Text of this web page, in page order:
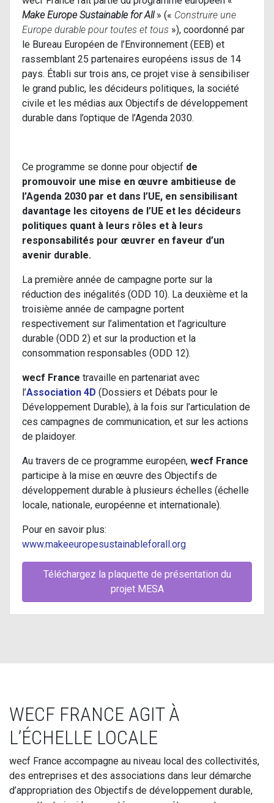
Make Europe Sustainable for All » (« Construire une
Europe durable pour toutes et tous »), coordonné par
le Bureau Européen de l’Environnement (EEB) et
rassemblant 25 partenaires européens issus de 14
pays. Établi sur trois ans, ce projet vise à sensibiliser
le grand public, les décideurs politiques, la société
civile et les médias aux Objectifs de développement
durable dans l’optique de l’Agenda 2030.
Ce programme se donne pour objectif de
promouvoir une mise en œuvre ambitieuse de
l’Agenda 2030 par et dans l’UE, en sensibilisant
davantage les citoyens de l’UE et les décideurs
politiques quant à leurs rôles et à leurs
responsabilités pour œuvrer en faveur d’un
avenir durable.
La première année de campagne porte sur la
réduction des inégalités (ODD 10). La deuxième et la
troisième année de campagne portent
respectivement sur l’alimentation et l’agriculture
durable (ODD 2) et sur la production et la
consommation responsables (ODD 12).
wecf France travaille en partenariat avec
l’Association 4D (Dossiers et Débats pour le
Développement Durable), à la fois sur l’articulation de
ces campagnes de communication, et sur les actions
de plaidoyer.
Au travers de ce programme européen, wecf France
participe à la mise en œuvre des Objectifs de
développement durable à plusieurs échelles (échelle
locale, nationale, européenne et internationale).
Pour en savoir plus:
www.makeeuropesustainableforall.org
Téléchargez la plaquette de présentation du
projet MESA
WECF FRANCE AGIT À
L’ÉCHELLE LOCALE
wecf France accompagne au niveau local des collectivités,
des entreprises et des associations dans leur démarche
d’appropriation des Objectifs de développement durable,